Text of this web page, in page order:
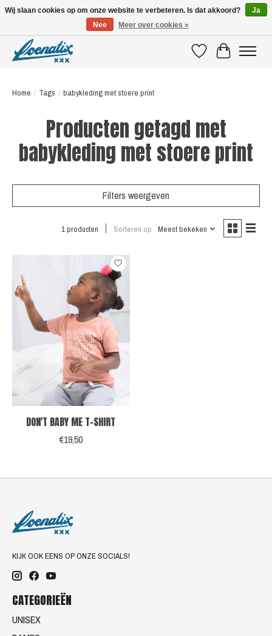
VerlanglijstWinkelwagen
Home / Tags / babykleding met stoere print
Producten getagd met
babykleding met stoere print
Filters weergeven
1 producten Sorteren op Meest bekeken
DON'T BABY ME T-SHIRT
€19,50
KIJK OOK EENS OP ONZE SOCIALS!
CATEGORIEËN
UNISEX
Wij slaan cookies op om onze website te verbeteren. Is dat akkoord?
Ja
Nee
Meer over cookies »